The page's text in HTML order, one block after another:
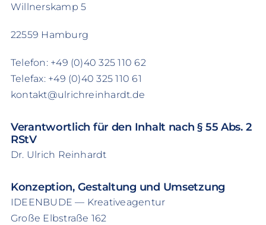
Willnerskamp 5
22559 Hamburg
Telefon: +49 (0)40 325 110 62
Telefax: +49 (0)40 325 110 61
kontakt@ulrichreinhardt.de
Verantwortlich für den Inhalt nach § 55 Abs. 2
RStV
Dr. Ulrich Reinhardt
Konzeption, Gestaltung und Umsetzung
IDEENBUDE — Kreativeagentur
Große Elbstraße 162